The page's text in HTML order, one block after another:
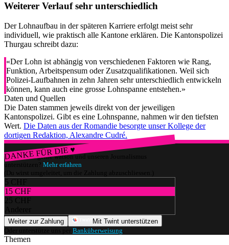
Weiterer Verlauf sehr unterschiedlich
Der Lohnaufbau in der späteren Karriere erfolgt meist sehr
individuell, wie praktisch alle Kantone erklären. Die Kantonspolizei
Thurgau schreibt dazu:
«Der Lohn ist abhängig von verschiedenen Faktoren wie Rang,
Funktion, Arbeitspensum oder Zusatzqualifikationen. Weil sich
Polizei-Laufbahnen in zehn Jahren sehr unterschiedlich entwickeln
können, kann auch eine grosse Lohnspanne entstehen.»
Daten und Quellen
Die Daten stammen jeweils direkt von der jeweiligen
Kantonspolizei. Gibt es eine Lohnspanne, nahmen wir den tiefsten
Wert. Die Daten aus der Romandie besorgte unser Kollege der
dortigen Redaktion, Alexandre Cudré.
DANKE FÜR DIE ♥
Würdest du gerne watson und unseren Journalismus
unterstützen? Mehr erfahren
(Du wirst umgeleitet, um die Zahlung abzuschliessen.)
5 CHF
15 CHF
25 CHF
Anderer
Weiter zur Zahlung
Mit Twint unterstützen
Oder unterstütze uns per Banküberweisung
Themen